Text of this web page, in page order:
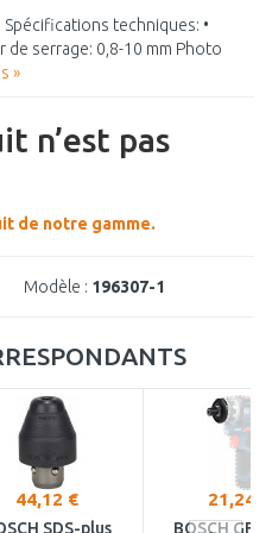
techniques: •
de serrage: 0,8-10 mm Photo
»
n’est pas
de notre gamme.
Modèle : 196307-1
44,12 €
SDS-plus
21,24 €
BOSCH GFA